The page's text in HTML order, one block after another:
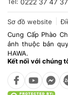
Tel: 0222 37 47
Sơ đồ website
Cung Cấp Phào
ảnh thuộc bản
HAWA.
Kết nối với chúng